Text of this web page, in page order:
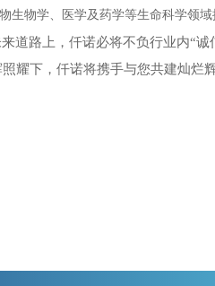
物学、医学及药学等生命科学领域
道路上，仟诺必将不负行业内“
耀下，仟诺将携手与您共建灿烂